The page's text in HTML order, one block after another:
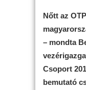
Nőtt az
– mondta
Csoport
bemutató